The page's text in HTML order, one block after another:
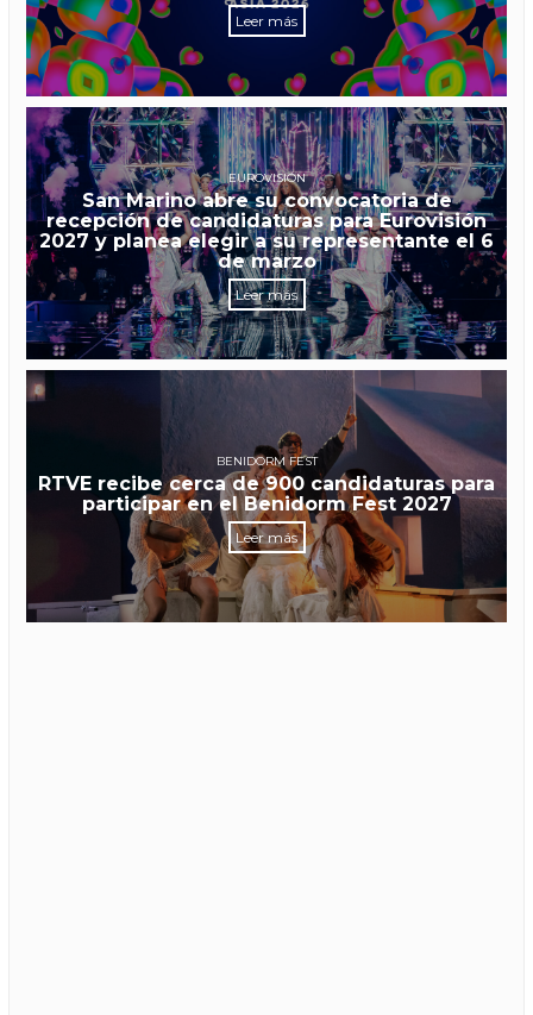
Leer más
EUROVISIÓN
San Marino abre su convocatoria de
recepción de candidaturas para Eurovisión
2027 y planea elegir a su representante el 6
de marzo
Leer más
BENIDORM FEST
RTVE recibe cerca de 900 candidaturas para
participar en el Benidorm Fest 2027
Leer más